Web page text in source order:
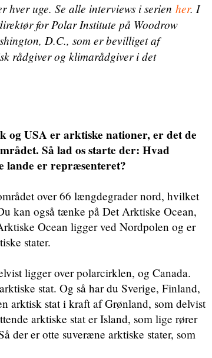
hver uge. Se alle interviews i serien her. I
for Polar Institute på Woodrow
D.C., som er bevilliget af
rådgiver og klimarådgiver i det
og USA er arktiske nationer, er det de
Så lad os starte der: Hvad
lande er repræsenteret?
over 66 længdegrader nord, hvilket
kan også tænke på Det Arktiske Ocean,
Ocean ligger ved Nordpolen og er
stater.
ligger over polarcirklen, og Canada.
stat. Og så har du Sverige, Finland,
arktisk stat i kraft af Grønland, som delvist
arktiske stat er Island, som lige rører
der er otte suveræne arktiske stater, som